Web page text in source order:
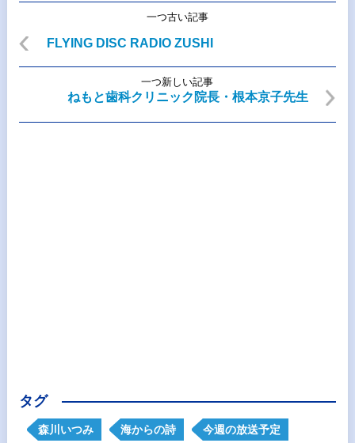
一つ古い記事
FLYING DISC RADIO ZUSHI
一つ新しい記事
ねもと歯科クリニック院長・根本京子先生
タグ
森川いつみ 海からの詩 今週の放送予定